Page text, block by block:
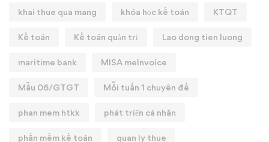
khai thue qua mang khóa học kế toán KTQT
Kế toán Kế toán quản trị Lao dong tien luong
maritime bank MISA meInvoice
Mẫu 06/GTGT Mỗi tuần 1 chuyên đề
phan mem htkk phát triển cá nhân
phần mềm kế toán quan ly thue